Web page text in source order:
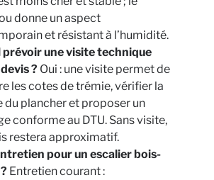
donne un aspect
et résistant à l’humidité.
prévoir une visite technique
? Oui : une visite permet de
les cotes de trémie, vérifier la
du plancher et proposer un
conforme au DTU. Sans visite,
restera approximatif.
pour un escalier bois-
Entretien courant :